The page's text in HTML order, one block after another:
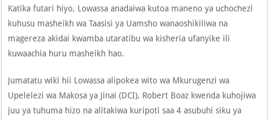
Katika futari hiyo, Lowassa anadaiwa kutoa maneno ya uchochezi
kuhusu masheikh wa Taasisi ya Uamsho wanaoshikiliwa na
magereza akidai kwamba utaratibu wa kisheria ufanyike ili
kuwaachia huru masheikh hao.
Jumatatu wiki hii Lowassa alipokea wito wa Mkurugenzi wa
Upelelezi wa Makosa ya Jinai (DCI), Robert Boaz kwenda kuhojiwa
juu ya tuhuma hizo na alitakiwa kuripoti saa 4 asubuhi siku ya